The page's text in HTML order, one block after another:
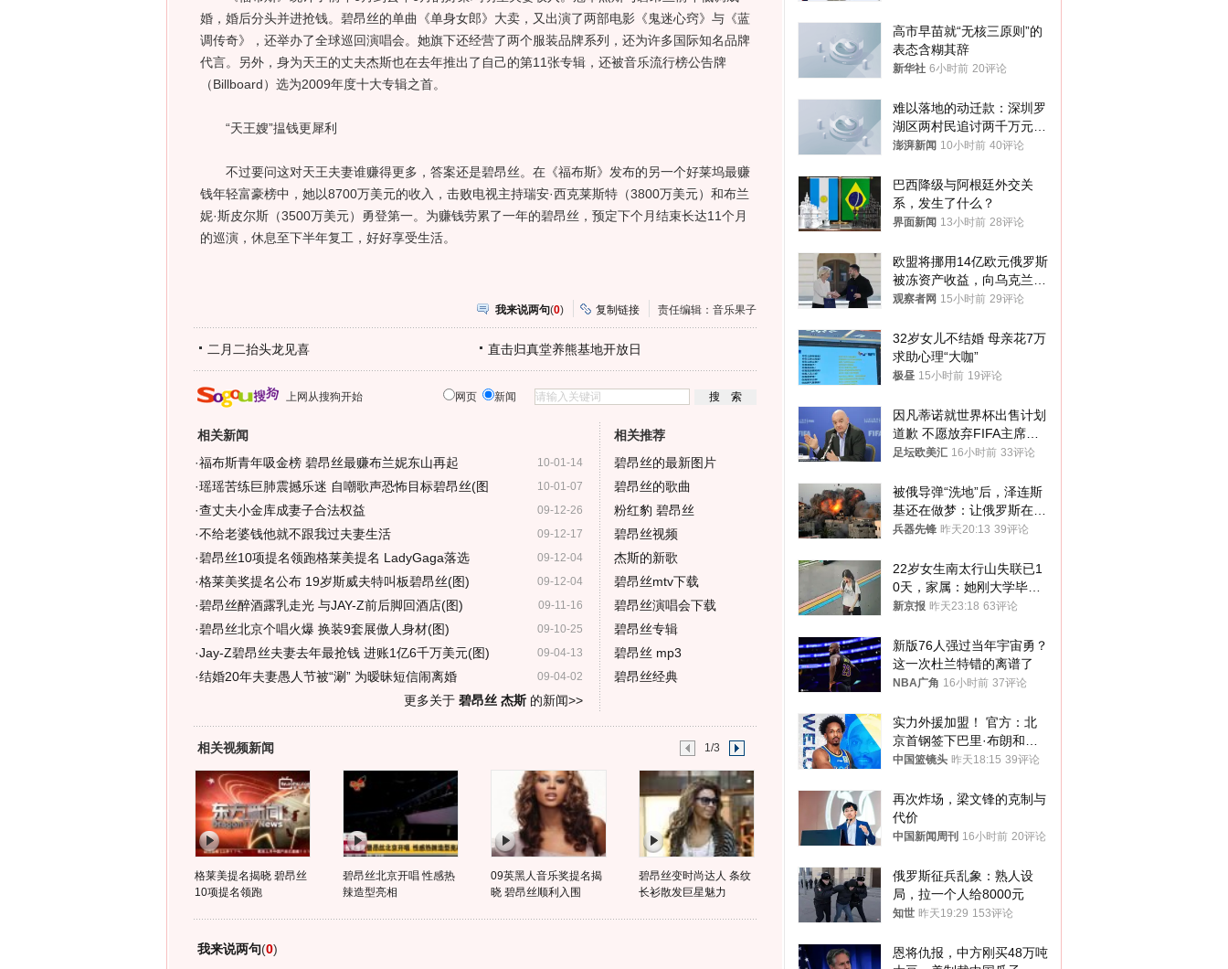
婚，婚后分头并进抢钱。碧昂丝的单曲《单身女郎》大卖，又出演了两部电影《鬼迷心窍》与《蓝
调传奇》，还举办了全球巡回演唱会。她旗下还经营了两个服装品牌系列，还为许多国际知名品牌
代言。另外，身为天王的丈夫杰斯也在去年推出了自己的第11张专辑，还被音乐流行榜公告牌
（Billboard）选为2009年度十大专辑之首。
“天王嫂”揾钱更犀利
不过要问这对天王夫妻谁赚得更多，答案还是碧昂丝。在《福布斯》发布的另一个好莱坞最赚
钱年轻富豪榜中，她以8700万美元的收入，击败电视主持瑞安·西克莱斯特（3800万美元）和布兰
妮·斯皮尔斯（3500万美元）勇登第一。为赚钱劳累了一年的碧昂丝，预定下个月结束长达11个月
的巡演，休息至下半年复工，好好享受生活。
我来说两句(0) 复制链接 责任编辑：音乐果子
二月二抬头龙见喜 直击归真堂养熊基地开放日
上网从搜狗开始 网页 新闻
相关新闻
10-01-14
·福布斯青年吸金榜 碧昂丝最赚布兰妮东山再起
10-01-07
·瑶瑶苦练巨肺震撼乐迷 自嘲歌声恐怖目标碧昂丝(图
09-12-26
·查丈夫小金库成妻子合法权益
09-12-17
·不给老婆钱他就不跟我过夫妻生活
09-12-04
·碧昂丝10项提名领跑格莱美提名 LadyGaga落选
09-12-04
·格莱美奖提名公布 19岁斯威夫特叫板碧昂丝(图)
09-11-16
·碧昂丝醉酒露乳走光 与JAY-Z前后脚回酒店(图)
09-10-25
·碧昂丝北京个唱火爆 换装9套展傲人身材(图)
09-04-13
·Jay-Z碧昂丝夫妻去年最抢钱 进账1亿6千万美元(图)
09-04-02
·结婚20年夫妻愚人节被“涮” 为暧昧短信闹离婚
更多关于 碧昂丝 杰斯的新闻>>
相关推荐
碧昂丝的最新图片
碧昂丝的歌曲
粉红豹 碧昂丝
碧昂丝视频
杰斯的新歌
碧昂丝mtv下载
碧昂丝演唱会下载
碧昂丝专辑
碧昂丝 mp3
碧昂丝经典
相关视频新闻 1/3
格莱美提名揭晓 碧昂丝
10项提名领跑
碧昂丝北京开唱 性感热
辣造型亮相
09英黑人音乐奖提名揭
晓 碧昂丝顺利入围
碧昂丝变时尚达人 条纹
长衫散发巨星魅力
我来说两句(0)
高市早苗就“无核三原则”的
表态含糊其辞
新华社 6小时前 20评论
难以落地的动迁款：深圳罗
湖区两村民追讨两千万元动
迁款八年未果
澎湃新闻 10小时前 40评论
巴西降级与阿根廷外交关
系，发生了什么？
界面新闻 13小时前 28评论
欧盟将挪用14亿欧元俄罗斯
被冻资产收益，向乌克兰提
供援助
观察者网 15小时前 29评论
32岁女儿不结婚 母亲花7万
求助心理“大咖”
极昼 15小时前 19评论
因凡蒂诺就世界杯出售计划
道歉 不愿放弃FIFA主席职
位
足坛欧美汇 16小时前 33评论
被俄导弹“洗地”后，泽连斯
基还在做梦：让俄罗斯在冬
季前求和？
兵器先锋 昨天20:13 39评论
22岁女生南太行山失联已1
0天，家属：她刚大学毕业
想到山里旅行
新京报 昨天23:18 63评论
新版76人强过当年宇宙勇？
这一次杜兰特错的离谱了
NBA广角 16小时前 37评论
实力外援加盟！ 官方：北
京首钢签下巴里·布朗和桑
普森
中国篮镜头 昨天18:15 39评论
再次炸场，梁文锋的克制与
代价
中国新闻周刊 16小时前 20评论
俄罗斯征兵乱象：熟人设
局，拉一个人给8000元
知世 昨天19:29 153评论
恩将仇报，中方刚买48万吨